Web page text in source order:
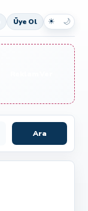
Üye Ol ☀ 🌙
Ara